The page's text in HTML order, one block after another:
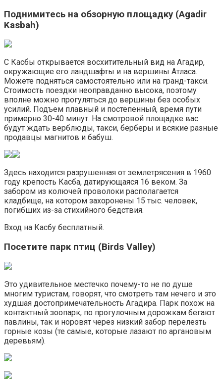
Поднимитесь на обзорную площадку (Agadir
Kasbah)
С Касбы открывается восхитительный вид на Агадир,
окружающие его ландшафты и на вершины Атласа.
Можете подняться самостоятельно или на гранд-такси.
Стоимость поездки неоправданно высока, поэтому
вполне можно прогуляться до вершины без особых
усилий. Подъем плавный и постепенный, время пути
примерно 30-40 минут. На смотровой площадке вас
будут ждать верблюды, такси, берберы и всякие разные
продавцы магнитов и бабуш.
Здесь находится разрушенная от землетрясения в 1960
году крепость Касба, датирующаяся 16 веком. За
забором из колючей проволоки располагается
кладбище, на котором захоронены 15 тыс. человек,
погибших из-за стихийного бедствия.
Вход на Касбу бесплатный.
Посетите парк птиц (Birds Valley)
Это удивительное местечко почему-то не по душе
многим туристам, говорят, что смотреть там нечего и это
худшая достопримечательность Агадира. Парк похож на
контактный зоопарк, по прогулочным дорожкам бегают
павлины, так и норовят через низкий забор перелезть
горные козы (те самые, которые лазают по аргановым
деревьям).